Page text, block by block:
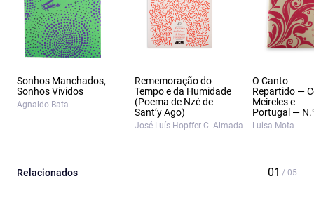
Sonhos Manchados,
Sonhos Vividos
Agnaldo Bata
Rememoração do
Tempo e da Humidade
(Poema de Nzé de
Sant’y Ago)
José Luís Hopffer C. Almada
O Canto
Repartido —
Meireles e
Portugal —
Luisa Mota
Relacionados